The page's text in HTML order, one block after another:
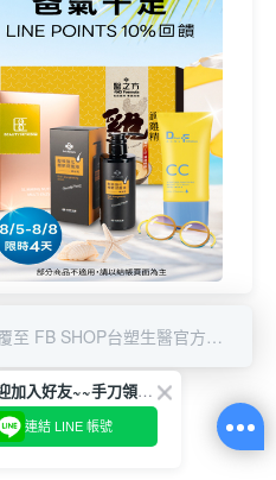
回覆至 FB SHOP台塑生醫官方商城
歡迎加入好友~~手刀領優惠!
連結 LINE 帳號